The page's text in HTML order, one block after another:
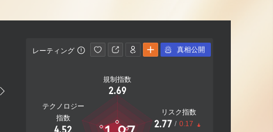
レーティング
規制指数
2.69
テクノロジー
指数
リスク指数
2.77 / 0.17
真相公開